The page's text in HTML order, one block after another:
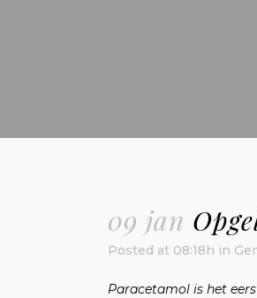
09 jan
Posted at 08:18h in
Paracetamol is het